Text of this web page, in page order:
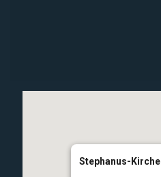
Stephanus-Kirche